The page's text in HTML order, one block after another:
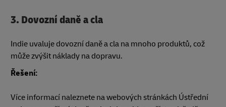
3. Dovozní daně a cla
Indie uvaluje dovozní daně a cla na mnoho produktů, což
může zvýšit náklady na dopravu.
Řešení:
Více informací naleznete na webových stránkách Ústřední